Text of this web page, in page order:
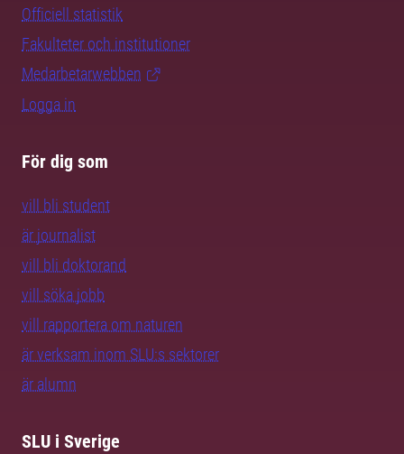
Officiell statistik
Fakulteter och institutioner
Medarbetarwebben
Logga in
För dig som
vill bli student
är journalist
vill bli doktorand
vill söka jobb
vill rapportera om naturen
är verksam inom SLU:s sektorer
är alumn
SLU i Sverige